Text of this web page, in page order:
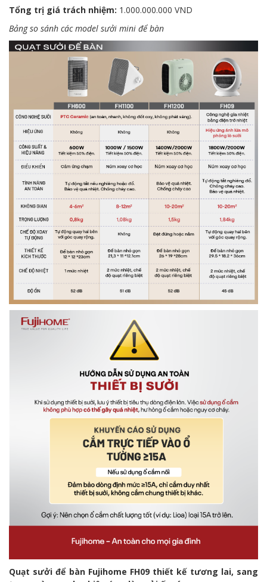
Tổng trị giá trách nhiệm: 1.000.000.000 VND
Bảng so sánh các model sưởi mini để bàn
Quạt sưởi để bàn Fujihome FH09 thiết kế tương lai, sang